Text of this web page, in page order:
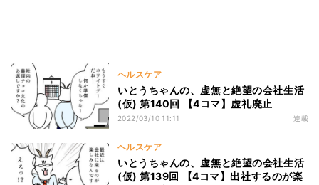
ヘルスケア
いとうちゃんの、虚無と絶望の会社生活
(仮) 第140回 【4コマ】虚礼廃止
2022/03/10 11:11 連載
ヘルスケア
いとうちゃんの、虚無と絶望の会社生活
(仮) 第139回 【4コマ】出社するのが楽